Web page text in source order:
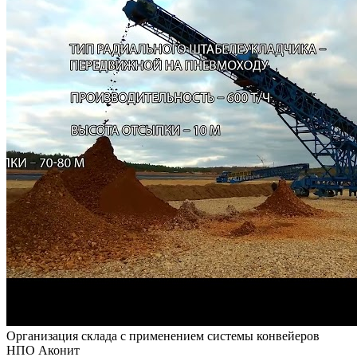
Организация склада с применением системы конвейеров
НПО Аконит